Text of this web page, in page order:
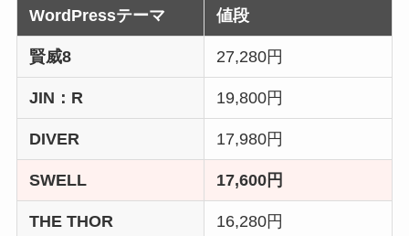
WordPressテーマ 値段
賢威8 27,280円
JIN：R 19,800円
DIVER 17,980円
SWELL 17,600円
THE THOR 16,280円